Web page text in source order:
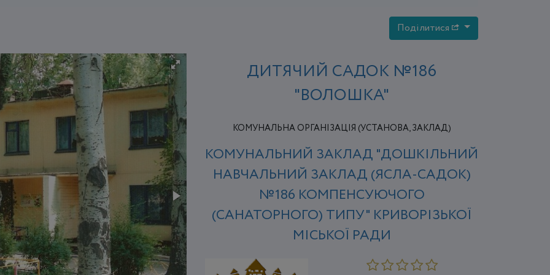
Поділитися
ДИТЯЧИЙ САДОК №186
"ВОЛОШКА"
КОМУНАЛЬНА ОРГАНІЗАЦІЯ (УСТАНОВА, ЗАКЛАД)
КОМУНАЛЬНИЙ ЗАКЛАД "ДОШКІЛЬНИЙ
НАВЧАЛЬНИЙ ЗАКЛАД (ЯСЛА-САДОК)
№186 КОМПЕНСУЮЧОГО
(САНАТОРНОГО) ТИПУ" КРИВОРІЗЬКОЇ
МІСЬКОЇ РАДИ